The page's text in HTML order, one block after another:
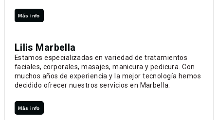
Más info
Lilis Marbella
Estamos especializadas en variedad de tratamientos
faciales, corporales, masajes, manicura y pedicura. Con
muchos años de experiencia y la mejor tecnología hemos
decidido ofrecer nuestros servicios en Marbella.
Más info